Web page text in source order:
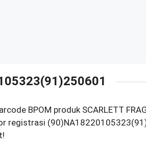
BPOM produk SCARLETT
registrasi